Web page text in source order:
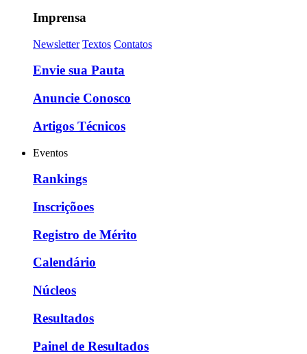
Imprensa
Newsletter Textos Contatos
Envie sua Pauta
Anuncie Conosco
Artigos Técnicos
Eventos
Rankings
Inscriçõoes
Registro de Mérito
Calendário
Núcleos
Resultados
Painel de Resultados